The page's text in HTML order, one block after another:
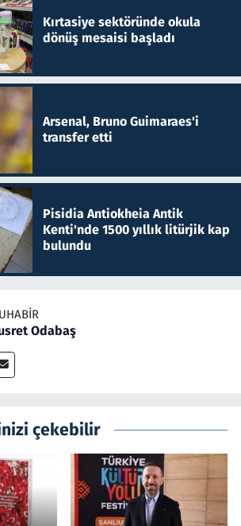
Kırtasiye sektöründe okula
dönüş mesaisi başladı
Arsenal, Bruno Guimaraes'i
transfer etti
Pisidia Antiokheia Antik
Kenti'nde 1500 yıllık litürjik kap
bulundu
Odabaş
çekebilir